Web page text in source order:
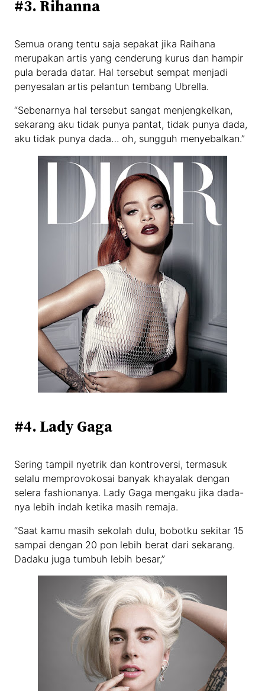
#3. Rihanna
Semua orang tentu saja sepakat jika Raihana
merupakan artis yang cenderung kurus dan hampir
pula berada datar. Hal tersebut sempat menjadi
penyesalan artis pelantun tembang Ubrella.
“Sebenarnya hal tersebut sangat menjengkelkan,
sekarang aku tidak punya pantat, tidak punya dada,
aku tidak punya dada… oh, sungguh menyebalkan.”
#4. Lady Gaga
Sering tampil nyetrik dan kontroversi, termasuk
selalu memprovokosai banyak khayalak dengan
selera fashionanya. Lady Gaga mengaku jika dada-
nya lebih indah ketika masih remaja.
“Saat kamu masih sekolah dulu, bobotku sekitar 15
sampai dengan 20 pon lebih berat dari sekarang.
Dadaku juga tumbuh lebih besar,”